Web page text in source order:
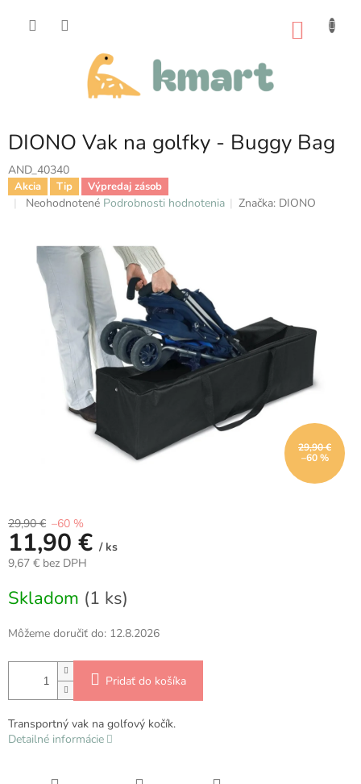
DIONO Vak na golfky - Buggy Bag
AND_40340
Akcia Tip Výpredaj zásob
Priemerné
0,0
hviezdičiek.
Neohodnotené Podrobnosti hodnotenia Značka: DIONO
29,90 €
–60 %
29,90 € –60 %
11,90 € / ks
9,67 € bez DPH
cena:
Skladom (1 ks)
Môžeme doručiť do: 12.8.2026
Pridať do košíka
Transportný vak na golfový kočík.
Detailné informácie